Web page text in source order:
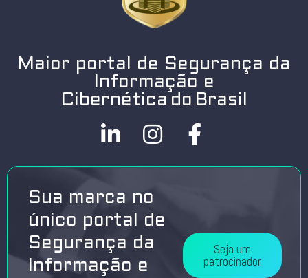
Maior portal de Segurança da
Informação e
Cibernética do Brasil
Sua marca no
único portal de
Segurança da
Informação e
Seja um
patrocinador